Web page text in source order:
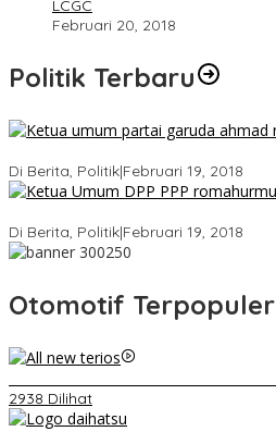
LCGC
Februari 20, 2018
Politik Terbaru
Di Berita, Politik|Februari 19, 2018
Di Berita, Politik|Februari 19, 2018
Otomotif Terpopuler
2938 Dilihat